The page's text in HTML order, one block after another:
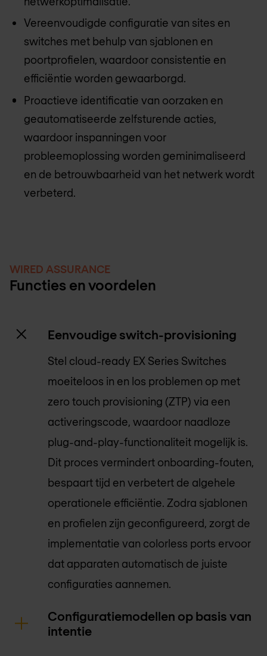
Vereenvoudigde configuratie van sites en
switches met behulp van sjablonen en
poortprofielen, waardoor consistentie en
efficiëntie worden gewaarborgd.
Proactieve identificatie van oorzaken en
geautomatiseerde zelfsturende acties,
waardoor inspanningen voor
probleemoplossing worden geminimaliseerd
en de betrouwbaarheid van het netwerk wordt
verbeterd.
WIRED ASSURANCE
Functies en voordelen
Eenvoudige switch-provisioning
Stel cloud-ready EX Series Switches
moeiteloos in en los problemen op met
zero touch provisioning (ZTP) via een
activeringscode, waardoor naadloze
plug-and-play-functionaliteit mogelijk is.
Dit proces vermindert onboarding-fouten,
bespaart tijd en verbetert de algehele
operationele efficiëntie. Zodra sjablonen
en profielen zijn geconfigureerd, zorgt de
implementatie van colorless ports ervoor
dat apparaten automatisch de juiste
configuraties aannemen.
Configuratiemodellen op basis van
intentie